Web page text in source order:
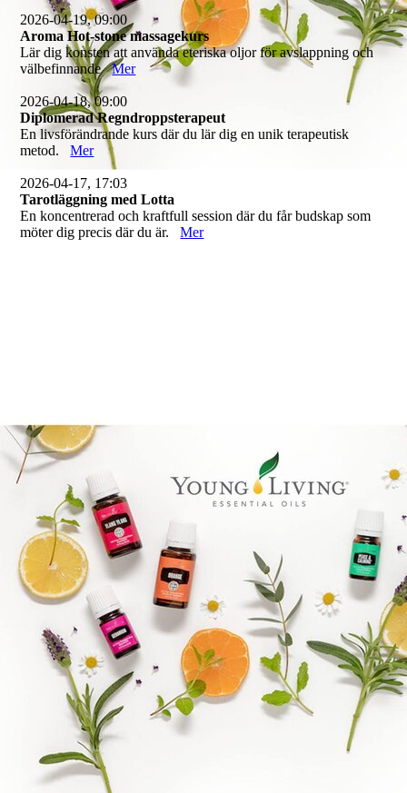
2026-04-19, 09:00
Aroma Hot-stone massagekurs
Lär dig konsten att använda eteriska oljor för avslappning och
välbefinnandeMer
2026-04-18, 09:00
Diplomerad Regndroppsterapeut
En livsförändrande kurs där du lär dig en unik terapeutisk
metod.Mer
2026-04-17, 17:03
Tarotläggning med Lotta
En koncentrerad och kraftfull session där du får budskap som
möter dig precis där du är.Mer